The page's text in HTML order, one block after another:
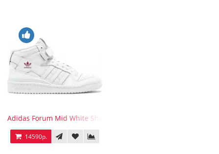
Adidas Forum Mid White Shock Pink
14590р.